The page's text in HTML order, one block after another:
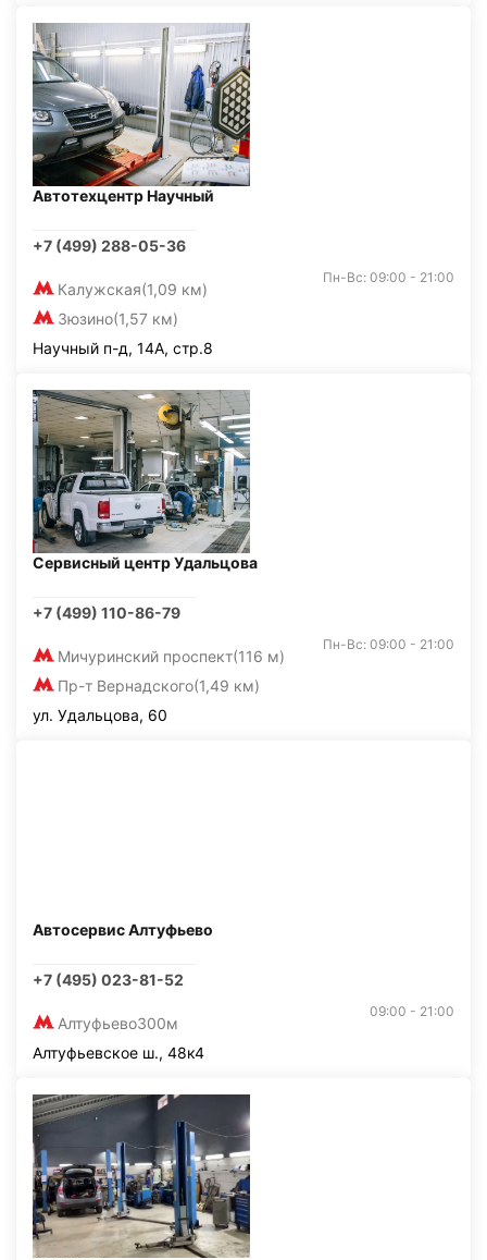
Автотехцентр Научный
+7 (499) 288-05-36
Калужская(1,09 км)
Зюзино(1,57 км)
Пн-Вс: 09:00 - 21:00
Научный п-д, 14А, стр.8
Сервисный центр Удальцова
+7 (499) 110-86-79
Мичуринский проспект(116 м)
Пр-т Вернадского(1,49 км)
Пн-Вс: 09:00 - 21:00
ул. Удальцова, 60
Автосервис Алтуфьево
+7 (495) 023-81-52
Алтуфьево300м
09:00 - 21:00
Алтуфьевское ш., 48к4